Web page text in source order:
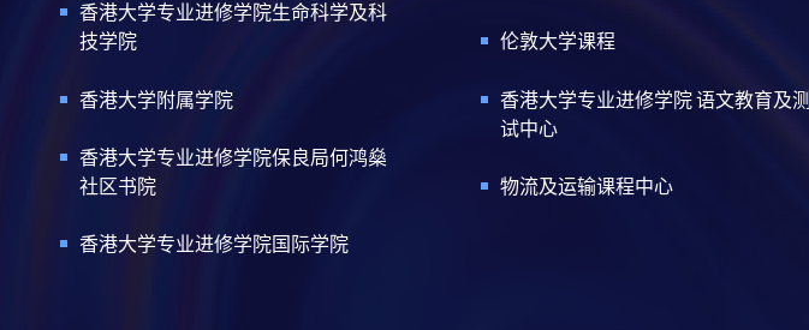
香港大学专业进修学院生命科学及科
技学院
香港大学附属学院
香港大学专业进修学院保良局何鸿燊
社区书院
香港大学专业进修学院国际学院
伦敦大学课程
香港大学专业进修学院 语文教育及测
试中心
物流及运输课程中心